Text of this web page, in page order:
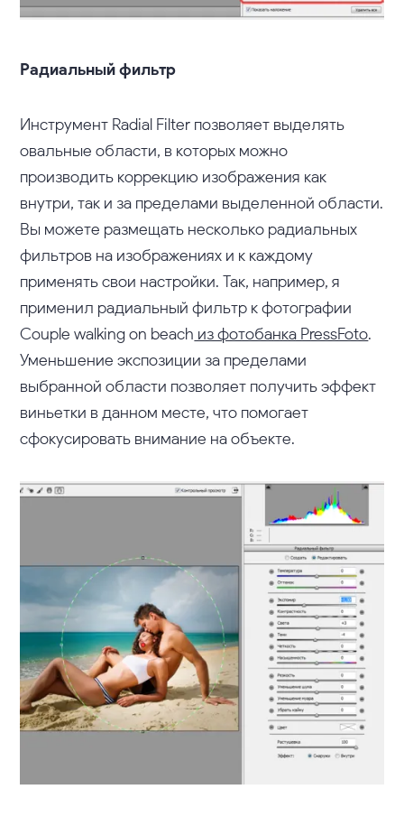
Радиальный фильтр
Инструмент Radial Filter позволяет выделять
овальные области, в которых можно
производить коррекцию изображения как
внутри, так и за пределами выделенной области.
Вы можете размещать несколько радиальных
фильтров на изображениях и к каждому
применять свои настройки. Так, например, я
применил радиальный фильтр к фотографии
Couple walking on beach из фотобанка PressFoto.
Уменьшение экспозиции за пределами
выбранной области позволяет получить эффект
виньетки в данном месте, что помогает
сфокусировать внимание на объекте.